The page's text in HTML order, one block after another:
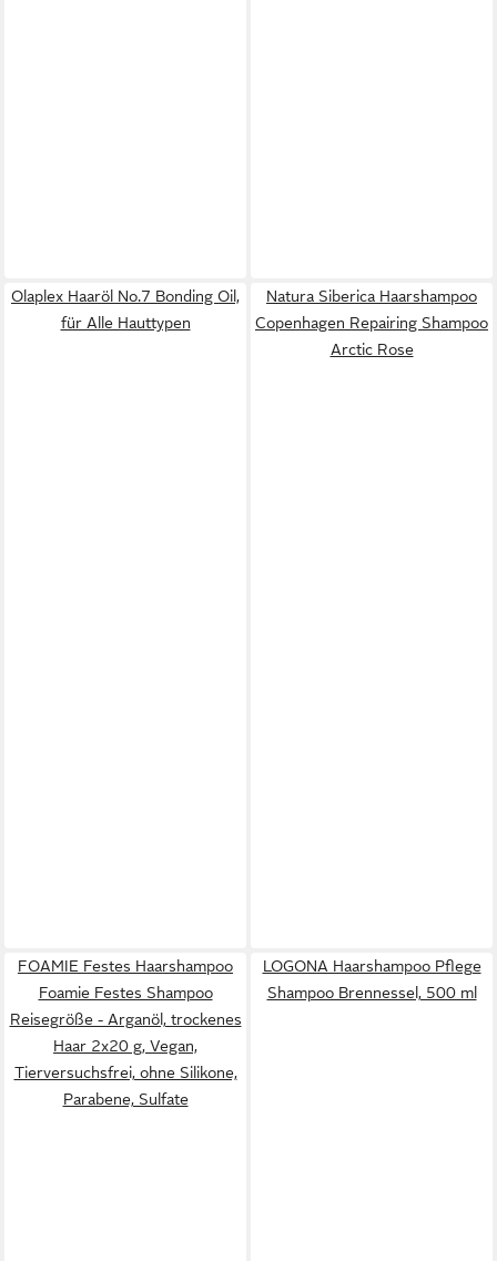
Olaplex Haaröl No.7 Bonding Oil,
für Alle Hauttypen
Natura Siberica Haarshampoo
Copenhagen Repairing Shampoo
Arctic Rose
FOAMIE Festes Haarshampoo
Foamie Festes Shampoo
Reisegröße - Arganöl, trockenes
Haar 2x20 g, Vegan,
Tierversuchsfrei, ohne Silikone,
Parabene, Sulfate
LOGONA Haarshampoo Pflege
Shampoo Brennessel, 500 ml